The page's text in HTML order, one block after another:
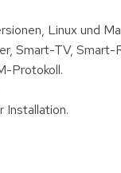
Linux und
Smart-TV, Smart-
Protokoll.
Installation.